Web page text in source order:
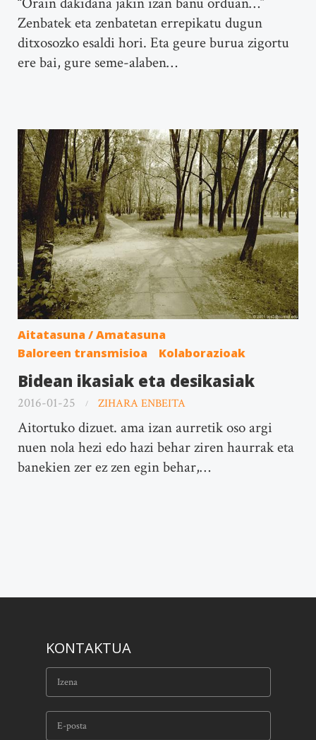
Zenbatek eta zenbatetan errepikatu dugun
ditxosozko esaldi hori. Eta geure burua zigortu
ere bai, gure seme-alaben…
Aitatasuna / Amatasuna
Baloreen transmisioa
Kolaborazioak
Bidean ikasiak eta desikasiak
2016-01-25 ZIHARA ENBEITA
Aitortuko dizuet. ama izan aurretik oso argi
nuen nola hezi edo hazi behar ziren haurrak eta
banekien zer ez zen egin behar,…
KONTAKTUA